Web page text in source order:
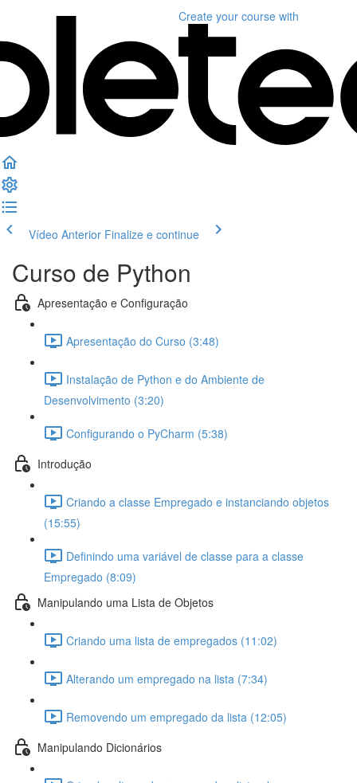
Create your course with
Vídeo Anterior Finalize e continue
Curso de Python
Apresentação e Configuração
Apresentação do Curso (3:48)
Instalação de Python e do Ambiente de
Desenvolvimento (3:20)
Configurando o PyCharm (5:38)
Introdução
Criando a classe Empregado e instanciando objetos
(15:55)
Definindo uma variável de classe para a classe
Empregado (8:09)
Manipulando uma Lista de Objetos
Criando uma lista de empregados (11:02)
Alterando um empregado na lista (7:34)
Removendo um empregado da lista (12:05)
Manipulando Dicionários